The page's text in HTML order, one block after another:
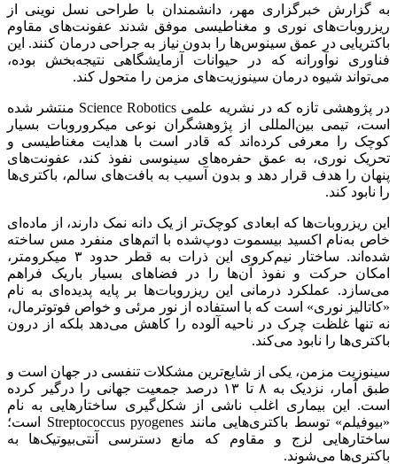
به گزارش خبرگزاری مهر، دانشمندان با طراحی نسل نوینی از
ریزروبات‌های نوری و مغناطیسی موفق شدند عفونت‌های مقاوم
باکتریایی در عمق سینوس‌ها را بدون نیاز به جراحی درمان کنند. این
فناوری نوآورانه که در حیوانات آزمایشگاهی نتیجه‌بخش بوده،
می‌تواند شیوه درمان سینوزیت‌های مزمن را متحول کند.
در پژوهشی تازه که در نشریه علمی Science Robotics منتشر شده
است، تیمی بین‌المللی از پژوهشگران نوعی میکروروبات بسیار
کوچک را معرفی کرده‌اند که قادر است با هدایت مغناطیسی و
تحریک نوری، به عمق حفره‌های سینوسی نفوذ کند، عفونت‌های
پنهان را هدف قرار دهد و بدون آسیب به بافت‌های سالم، باکتری‌ها
را نابود کند.
این ریزروبات‌ها که ابعادی کوچک‌تر از یک دانه نمک دارند، از ماده‌ای
خاص به‌نام اکسید بیسموت دوپ‌شده با اتم‌های منفرد مس ساخته
شده‌اند. ساختار نیم‌کروی این ذرات به قطر حدود ۳ میکرومتر،
امکان حرکت و نفوذ آن‌ها را در فضاهای بسیار باریک فراهم
می‌سازد. عملکرد درمانی این ریزروبات‌ها بر پایه پدیده‌ای به نام
«کاتالیز نوری» است که با استفاده از نور مرئی و خواص فوتوترمال،
نه تنها غلظت چرک در ناحیه آلوده را کاهش می‌دهد بلکه از درون
باکتری‌ها را نابود می‌کند.
سینوزیت مزمن، یکی از شایع‌ترین مشکلات تنفسی در جهان است و
طبق آمار، نزدیک به ۸ تا ۱۳ درصد جمعیت جهانی را درگیر کرده
است. این بیماری اغلب ناشی از شکل‌گیری ساختارهایی به نام
«بیوفیلم» توسط باکتری‌هایی مانند Streptococcus pyogenes است؛
ساختارهایی لزج و مقاوم که مانع دسترسی آنتی‌بیوتیک‌ها به
باکتری‌ها می‌شوند.